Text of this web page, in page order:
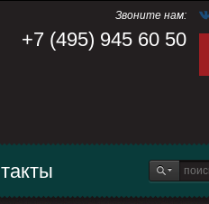
Звоните нам:
+7 (495) 945 60 50